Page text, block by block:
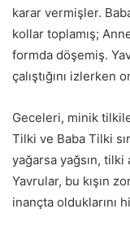
karar vermişler.
kollar toplamış;
formda döşemiş.
çalıştığını
Geceleri, minik
Tilki ve Baba Tilki
yağarsa yağsın, tilki
Yavrular, bu kışın
inançta olduklarını